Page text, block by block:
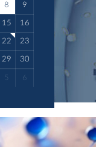
8 9
15 16
22 23
29 30
5 6